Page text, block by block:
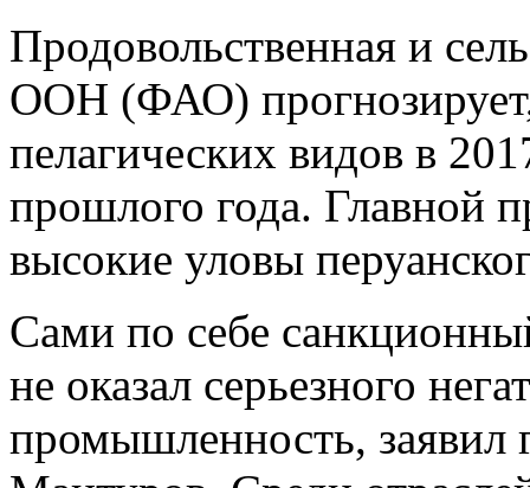
Продовольственная и
ООН (ФАО)
пелагических видов в
прошлого года. Главной
высокие уловы
Сами по себе
не оказал серьезного
промышленность, заявил